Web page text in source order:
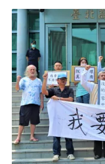
都有其獨特的深度價
王政一與製作團隊才
經費，僅能依賴少數
材既瑣碎又不成系統
此，王政一仍堅持保
立初期，唯一留下來
補肋，本片也擴大規
車尾」到舞團靈魂——
孩子》並非一部單純